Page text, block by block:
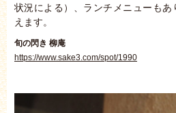
状況による）、ランチメニューも
えます。
旬の閃き 柳庵
https://www.sake3.com/spot/1990